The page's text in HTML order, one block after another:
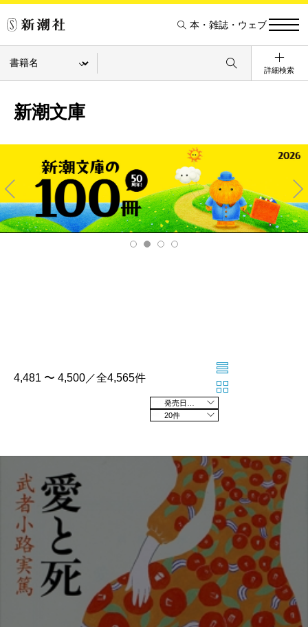
本・雑誌・ウェブ
詳細検索
新潮文庫
Pre
v
Ne
xt
4,481 〜 4,500／全4,565件
20件